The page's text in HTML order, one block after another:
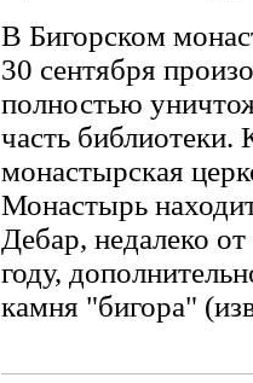
В Бигорском
30 сентября
полностью
часть библиотеки.
монастырская
Монастырь
Дебар, недалеко
году,
камня "бигора"